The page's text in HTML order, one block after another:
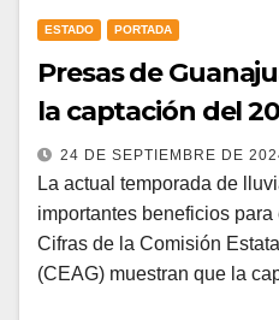
ESTADO PORTADA
Presas de
la captación del
24 DE SEPTIEMBRE DE
La actual temporada de
importantes beneficios
Cifras de la Comisión
(CEAG) muestran que la